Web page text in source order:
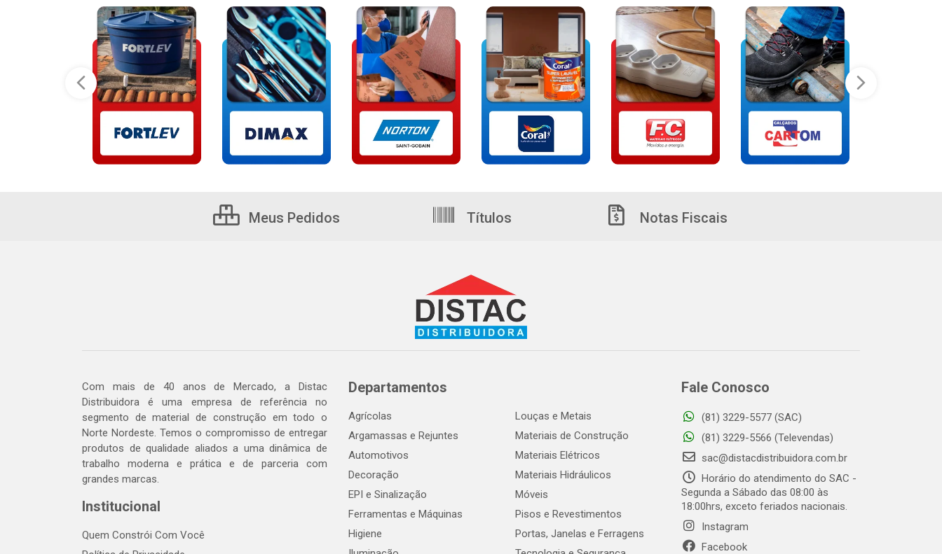
Meus Pedidos Títulos Notas Fiscais
Com mais de 40 anos de Mercado, a Distac
Distribuidora é uma empresa de referência no
segmento de material de construção em todo o
Norte Nordeste. Temos o compromisso de entregar
produtos de qualidade aliados a uma dinâmica de
trabalho moderna e prática e de parceria com
grandes marcas.
Institucional
Quem Constrói Com Você
Departamentos
Agrícolas
Argamassas e Rejuntes
Automotivos
Decoração
EPI e Sinalização
Ferramentas e Máquinas
Higiene
Louças e Metais
Materiais de Construção
Materiais Elétricos
Materiais Hidráulicos
Móveis
Pisos e Revestimentos
Portas, Janelas e Ferragens
Fale Conosco
(81) 3229-5577 (SAC)
(81) 3229-5566 (Televendas)
sac@distacdistribuidora.com.br
Horário do atendimento do SAC -
Segunda a Sábado das 08:00 às
18:00hrs, exceto feriados nacionais.
Instagram
Facebook